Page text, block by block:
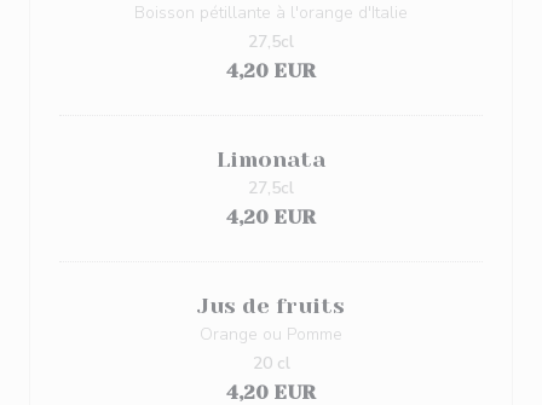
Boisson pétillante à l'orange d'Italie
4,20 EUR
27,5cl
Limonata
4,20 EUR
27,5cl
Jus de fruits
Orange ou Pomme
4,20 EUR
20 cl